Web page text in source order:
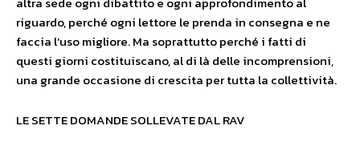
riguardo, perché ogni lettore le prenda in consegna e ne
faccia l’uso migliore. Ma soprattutto perché i fatti di
questi giorni costituiscano, al di là delle incomprensioni,
una grande occasione di crescita per tutta la collettività.
LE SETTE DOMANDE SOLLEVATE DAL RAV